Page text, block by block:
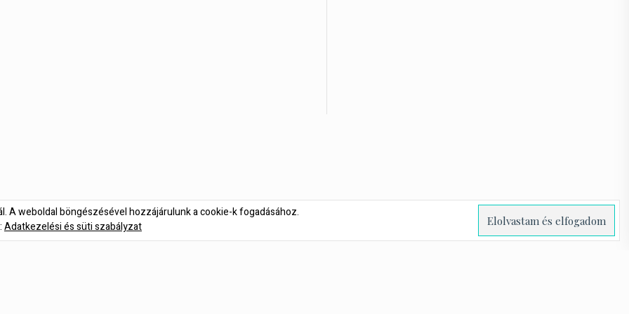
A weboldal böngészésével hozzájárulunk a cookie-k fogadásához.
Adatkezelési és süti szabályzat